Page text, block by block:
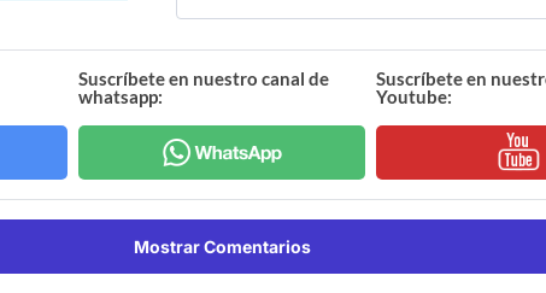
Suscríbete en nuestro canal de
whatsapp:
Suscríbete en
Youtube:
Mostrar Comentarios